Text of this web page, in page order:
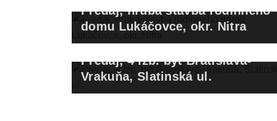
Predaj, hrubá stavba rodinného
domu Lukáčovce, okr. Nitra
Predaj, 4 izb. byt Bratislava-
Vrakuňa, Slatinská ul.